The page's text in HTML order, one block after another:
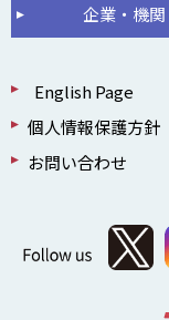
企業・機関
English Page
個人情報保護方針
お問い合わせ